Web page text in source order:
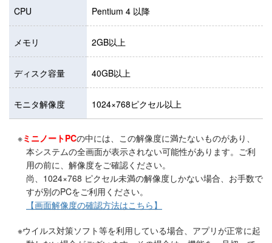
CPU Pentium 4 以降
メモリ 2GB以上
ディスク容量 40GB以上
モニタ解像度 1024×768ピクセル以上
※ミニノートPCの中には、この解像度に満たないものがあり、
本システムの全画面が表示されない可能性があります。ご利
用の前に、解像度をご確認ください。
尚、1024×768 ピクセル未満の解像度しかない場合、お手数で
すが別のPCをご利用ください。
【画面解像度の確認方法はこちら】
※ウイルス対策ソフト等を利用している場合、アプリが正常に起